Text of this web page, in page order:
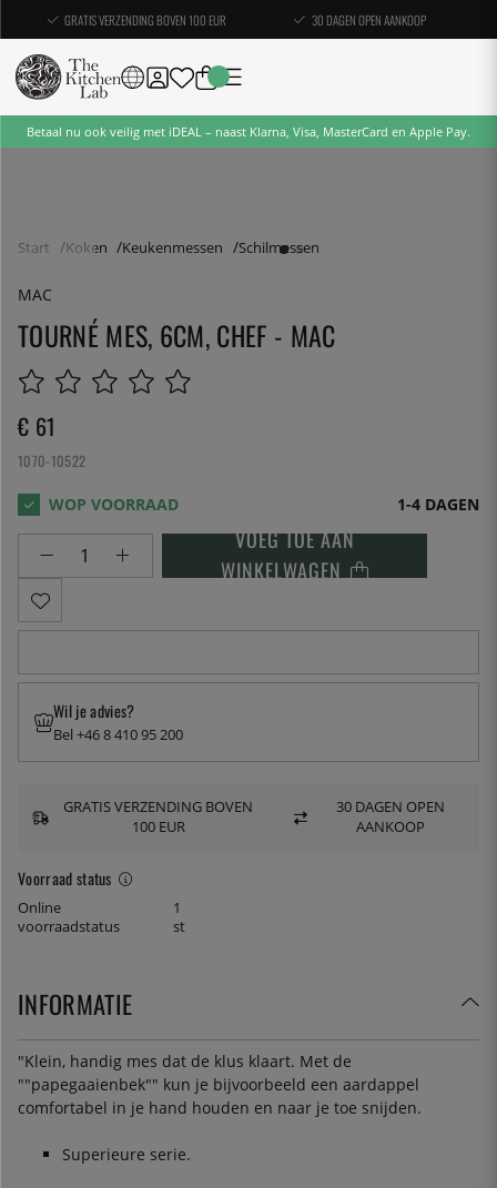
GRATIS VERZENDING BOVEN 100 EUR 30 DAGEN OPEN AANKOOP
Betaal nu ook veilig met iDEAL – naast Klarna, Visa, MasterCard en Apple Pay.
Start Koken Keukenmessen Schilmessen
MAC
TOURNÉ MES, 6CM, CHEF - MAC
€ 61
1070-10522
1-4 DAGEN
VOEG TOE AAN
WINKELWAGEN
Voorraad status
Online
voorraadstatus
1
st
Wil je advies?
Bel +46 8 410 95 200
GRATIS VERZENDING BOVEN
100 EUR
30 DAGEN OPEN
AANKOOP
INFORMATIE
"Klein, handig mes dat de klus klaart. Met de
""papegaaienbek"" kun je bijvoorbeeld een aardappel
comfortabel in je hand houden en naar je toe snijden.
Superieure serie.